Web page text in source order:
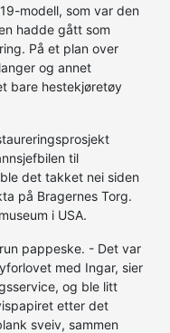
modell, som var den
hadde gått som
På et plan over
og annet
bare hestekjøretøy
til
det takket nei siden
på Bragernes Torg.
i USA.
pappeske. - Det var
med Ingar, sier
og ble litt
etter det
sveiv, sammen